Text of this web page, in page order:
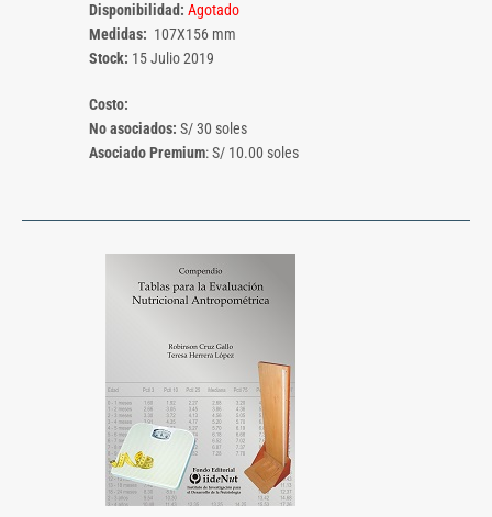
Disponibilidad: Agotado
Medidas: 107X156 mm
Stock: 15 Julio 2019
Costo:
No asociados:S/ 30 soles
Asociado Premium: S/ 10.00 soles